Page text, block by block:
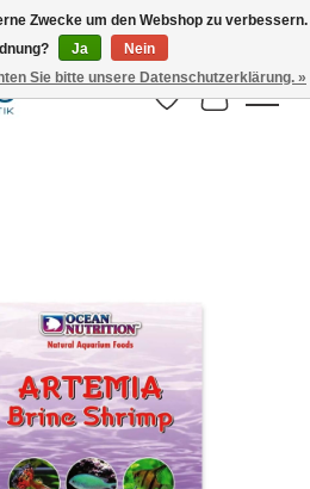
Uhr
Wunschzettel
Ihr
Zwecke um den Webshop zu verbessern.
Ja
Nein
Sie bitte unsere Datenschutzerklärung. »